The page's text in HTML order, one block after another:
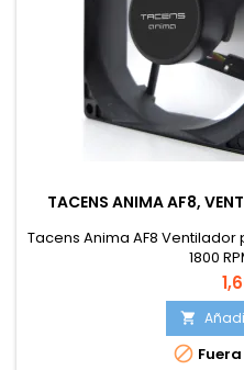
TACENS ANIMA AF8,
Tacens Anima AF8 Ventilador
1800

